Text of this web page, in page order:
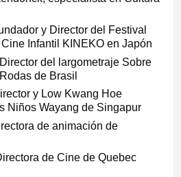
y Director del Festival
Infantil KINEKO en Japón
del largometraje Sobre
de Brasil
y Low Kwang Hoe
Niños Wayang de Singapur
de animación de
de Cine de Quebec